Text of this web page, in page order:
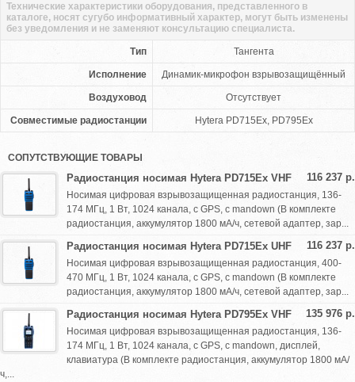
Тип Тангента
Исполнение Динамик-микрофон взрывозащищённый
Воздуховод Отсутствует
Совместимые радиостанции Hytera PD715Ex, PD795Ex
Технические характеристики оборудования, представленного в
каталоге, носят сугубо информативный характер, могут быть изменены
без уведомления и не заменяют консультацию специалиста.
СОПУТСТВУЮЩИЕ ТОВАРЫ
116 237 р.
Радиостанция носимая Hytera PD715Ex VHF
Носимая цифровая взрывозащищенная радиостанция, 136-
174 МГц, 1 Вт, 1024 канала, с GPS, с mandown (В комплекте
радиостанция, аккумулятор 1800 мА/ч, сетевой адаптер, зар...
116 237 р.
Радиостанция носимая Hytera PD715Ex UHF
Носимая цифровая взрывозащищенная радиостанция, 400-
470 МГц, 1 Вт, 1024 канала, с GPS, с mandown (В комплекте
радиостанция, аккумулятор 1800 мА/ч, сетевой адаптер, зар...
135 976 р.
Радиостанция носимая Hytera PD795Ex VHF
Носимая цифровая взрывозащищенная радиостанция, 136-
174 МГц, 1 Вт, 1024 канала, с GPS, с mandown, дисплей,
клавиатура (В комплекте радиостанция, аккумулятор 1800 мА/
ч,...